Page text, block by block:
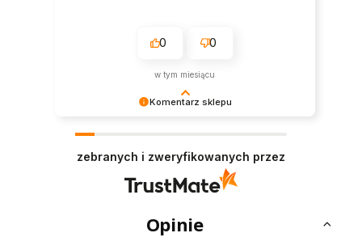
Komentarz sklepu
klienta i Twoja recenzja potwierdza nasze wysiłki
- dziękujemy raz jeszcze i mamy nadzieję - do
szybkiego zobaczenia!
0 0
w tym miesiącu
zebranych i zweryfikowanych przez
Opinie